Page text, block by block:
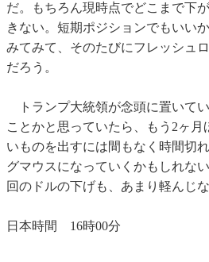
だ。もちろん現時点でどこまで下
きない。短期ポジションでもいい
みてみて、そのたびにフレッシュ
だろう。
トランプ大統領が念頭に置いて
ことかと思っていたら、もう2ヶ月
いものを出すには間もなく時間切
グマウスになっていくかもしれな
回のドルの下げも、あまり軽んじ
日本時間 16時00分